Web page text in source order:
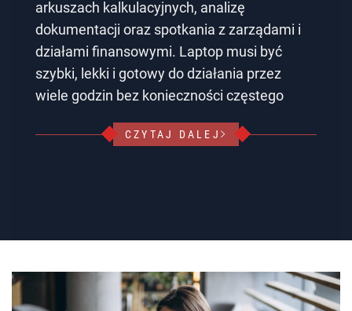
arkuszach kalkulacyjnych, analizę
dokumentacji oraz spotkania z zarządami i
działami finansowymi. Laptop musi być
szybki, lekki i gotowy do działania przez
wiele godzin bez konieczności częstego
CZYTAJ DALEJ